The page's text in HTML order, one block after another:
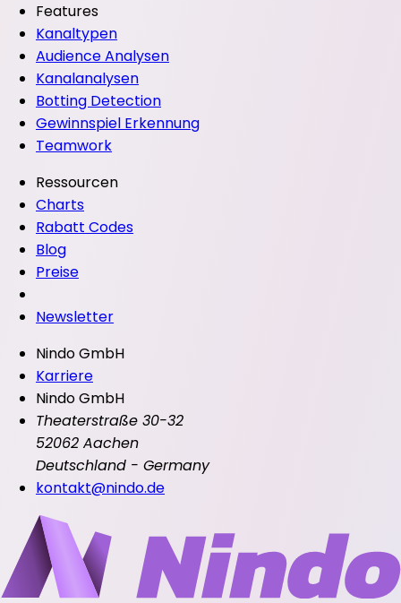
Features
Kanaltypen
Audience Analysen
Kanalanalysen
Botting Detection
Gewinnspiel Erkennung
Teamwork
Ressourcen
Charts
Rabatt Codes
Blog
Preise
Newsletter
Nindo GmbH
Karriere
Nindo GmbH
Theaterstraße 30-32
52062 Aachen
Deutschland - Germany
kontakt@nindo.de